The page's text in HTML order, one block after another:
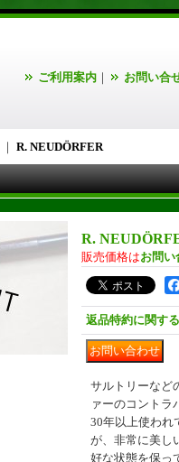
ご利用案内 ｜ お問い合
｜ R. NEUDÖRFER
R.
販売価格はお問い
返品特約に関す
サルトリーなど
ァーのコントラ
30年以上使われ
が、非常に美し
好な状態を保っ